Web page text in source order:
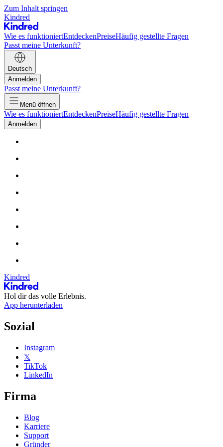
Zum Inhalt springen
Kindred
Wie es funktioniertEntdeckenPreiseHäufig gestellte Fragen
Passt meine Unterkunft?
Deutsch
Anmelden
Passt meine Unterkunft?
Menü öffnen
Wie es funktioniertEntdeckenPreiseHäufig gestellte Fragen
Anmelden
Kindred
Hol dir das volle Erlebnis.
App herunterladen
Sozial
Instagram
𝕏
TikTok
LinkedIn
Firma
Blog
Karriere
Support
Gründer